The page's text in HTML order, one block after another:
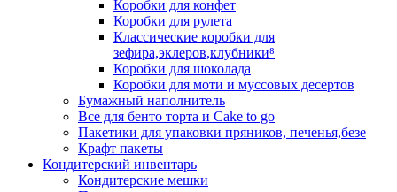
Коробки для конфет
Коробки для рулета
Классические коробки для
зефира,эклеров,клубники⁸
Коробки для шоколада
Коробки для моти и муссовых десертов
Бумажный наполнитель
Все для бенто торта и Cake to go
Пакетики для упаковки пряников, печенья,безе
Крафт пакеты
Кондитерский инвентарь
Кондитерские мешки